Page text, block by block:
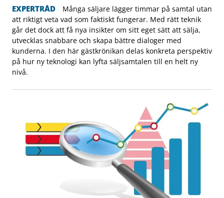
EXPERTRÅD
Många säljare lägger timmar på samtal utan
att riktigt veta vad som faktiskt fungerar. Med rätt teknik
går det dock att få nya insikter om sitt eget sätt att sälja,
utvecklas snabbare och skapa bättre dialoger med
kunderna. I den här gästkrönikan delas konkreta perspektiv
på hur ny teknologi kan lyfta säljsamtalen till en helt ny
nivå.